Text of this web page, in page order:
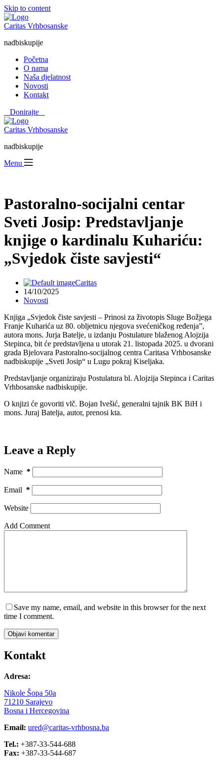
Skip to content
Caritas Vrhbosanske
nadbiskupije
Početna
O nama
Naša djelatnost
Novosti
Kontakt
⠀Donirajte⠀
Caritas Vrhbosanske
nadbiskupije
Menu
Pastoralno-socijalni centar
Sveti Josip: Predstavljanje
knjige o kardinalu Kuhariću:
„Svjedok čiste savjesti“
Caritas
14/10/2025
Novosti
Knjiga „Svjedok čiste savjesti – Prinosi za životopis Sluge Božjega
Franje Kuharića uz 80. obljetnicu njegova svećeničkog ređenja”,
autora mons. Jurja Batelje, u izdanju Postulature blaženog Alojzija
Stepinca, bit će predstavljena u utorak 21. listopada 2025. u dvorani
grada Bjelovara Pastoralno-socijalnog centra Caritasa Vrhbosanske
nadbiskupije „Sveti Josip“ u Lugu pokraj Kiseljaka.
Predstavljanje organiziraju Postulatura bl. Alojzija Stepinca i Caritas
Vrhbosanske nadbiskupije.
O knjizi će govoriti vlč. Bojan Ivešić, generalni tajnik BK BiH i
mons. Juraj Batelja, autor, prenosi kta.
Leave a Reply
Name *
Email *
Website
Add Comment
Save my name, email, and website in this browser for the next
time I comment.
Objavi komentar
Kontakt
Adresa:
Nikole Šopa 50a
71210 Sarajevo
Bosna i Hercegovina
Email: ured@caritas-vrhbosna.ba
Tel.: +387-33-544-688
Fax: +387-33-544-687